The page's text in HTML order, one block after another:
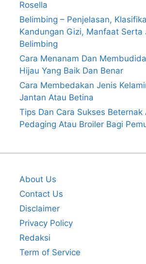
Rosella
Belimbing – Penjelasan,
Kandungan Gizi, Manfaat Serta
Belimbing
Cara Menanam Dan
Hijau Yang Baik Dan Benar
Cara Membedakan Jenis
Jantan Atau Betina
Tips Dan Cara Sukses Beternak
Pedaging Atau Broiler Bagi
About Us
Contact Us
Disclaimer
Privacy Policy
Redaksi
Term of Service